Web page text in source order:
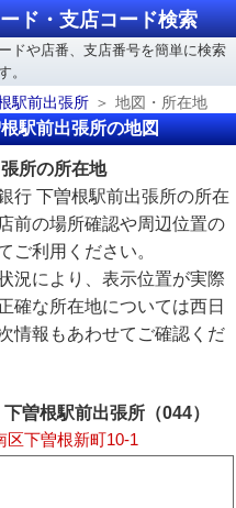
ド・支店コード検索
ドや店番、支店番号を簡単に検索
。
駅前出張所 地図・所在地
駅前出張所の地図
所の所在地
行 下曽根駅前出張所の所在
前の場所確認や周辺位置の
ご利用ください。
況により、表示位置が実際
確な所在地については西日
情報もあわせてご確認くだ
曽根駅前出張所（044）
区下曽根新町10-1